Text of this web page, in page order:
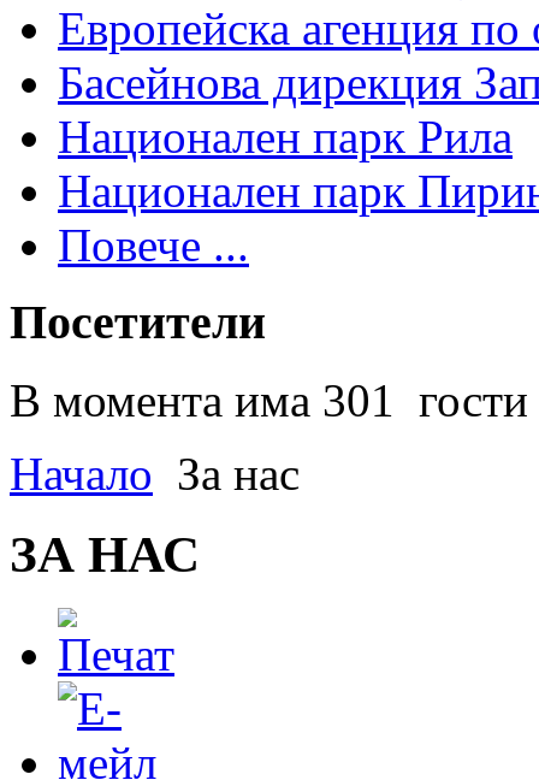
Европейска агенция по
Басейнова дирекция
Национален парк Рила
Национален парк
Повече ...
Посетители
В момента има 301 гости
Начало За нас
ЗА НАС